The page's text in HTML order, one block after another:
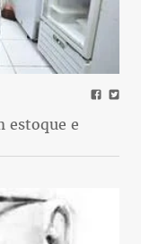
estoque e